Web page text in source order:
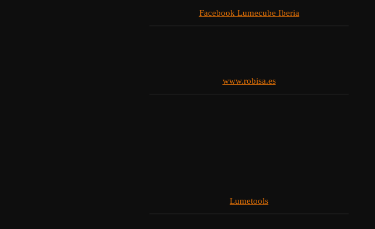
Facebook Lumecube Iberia
www.robisa.es
Lumetools